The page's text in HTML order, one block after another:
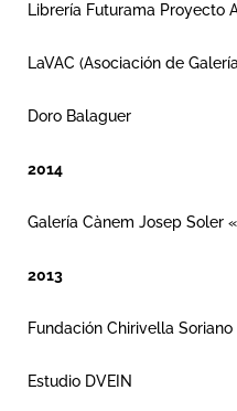
Librería Futurama Proyecto
LaVAC (Asociación de
Doro Balaguer
2014
Galería Cànem Josep Soler
2013
Fundación Chirivella Soriano
Estudio DVEIN